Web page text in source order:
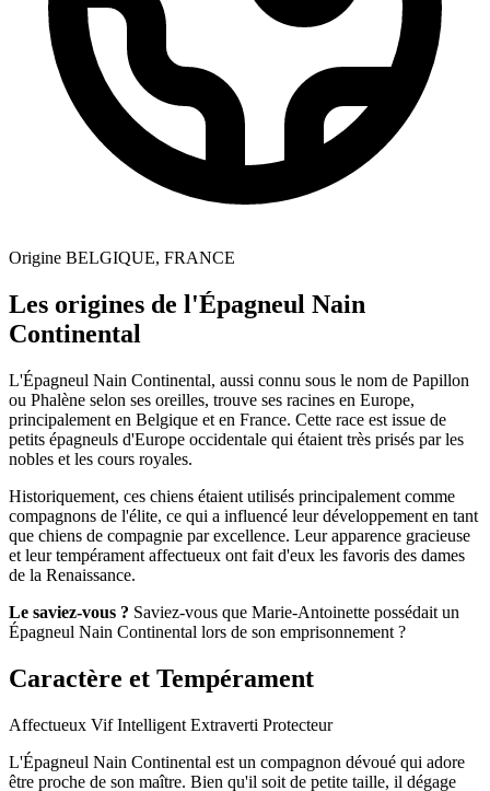
Origine BELGIQUE, FRANCE
Les origines de l'Épagneul Nain
Continental
L'Épagneul Nain Continental, aussi connu sous le nom de Papillon
ou Phalène selon ses oreilles, trouve ses racines en Europe,
principalement en Belgique et en France. Cette race est issue de
petits épagneuls d'Europe occidentale qui étaient très prisés par les
nobles et les cours royales.
Historiquement, ces chiens étaient utilisés principalement comme
compagnons de l'élite, ce qui a influencé leur développement en tant
que chiens de compagnie par excellence. Leur apparence gracieuse
et leur tempérament affectueux ont fait d'eux les favoris des dames
de la Renaissance.
Le saviez-vous ? Saviez-vous que Marie-Antoinette possédait un
Épagneul Nain Continental lors de son emprisonnement ?
Caractère et Tempérament
Affectueux VifIntelligent Extraverti Protecteur
L'Épagneul Nain Continental est un compagnon dévoué qui adore
être proche de son maître. Bien qu'il soit de petite taille, il dégage